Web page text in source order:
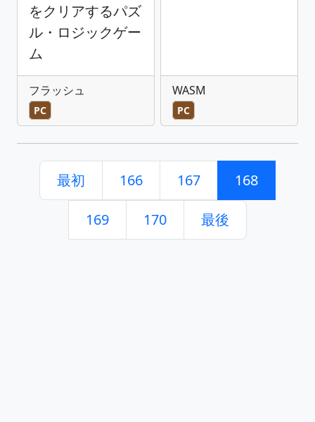
をクリアするパズ
ル・ロジックゲー
ム
フラッシュ
PC
WASM
PC
最初 166 167 168
169 170 最後